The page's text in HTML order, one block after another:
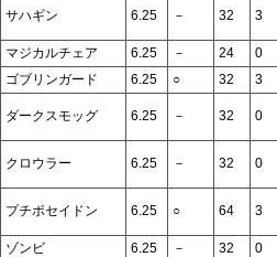
サハギン 6.25 － 32 3
マジカルチェア 6.25 － 24 0
ゴブリンガード
6.25 ○ 32 3
ダークスモッグ 6.25 － 32 0
クロウラー 6.25 － 32 0
プチポセイドン 6.25 ○ 64 3
ゾンビ
6.25 － 32 0